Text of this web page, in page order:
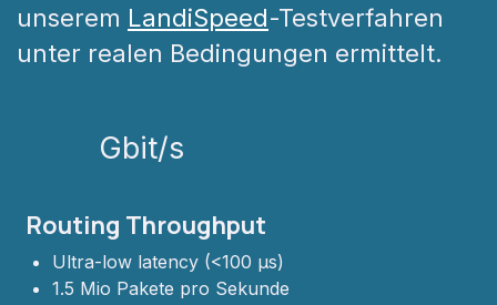
unserem LandiSpeed-Testverfahren
unter realen Bedingungen ermittelt.
Gbit/s
Routing Throughput
Ultra-low latency (<100 µs)
1.5 Mio Pakete pro Sekunde